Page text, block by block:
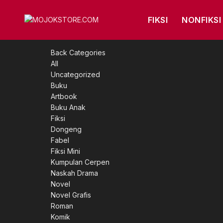
FIKSI NONFIKSI
Back Categories
All
Uncategorized
Buku
Artbook
Buku Anak
Fiksi
Dongeng
Fabel
Fiksi Mini
Kumpulan Cerpen
Naskah Drama
Novel
Novel Grafis
Roman
Komik